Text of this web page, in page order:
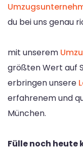
du bei uns genau
mit unserem
größten Wert auf
erbringen unsere
erfahrenem und
München.
Fülle noch heute